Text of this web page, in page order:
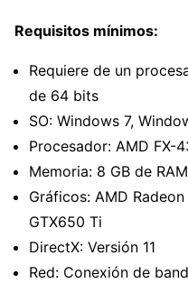
Requisitos mínimos:
Requiere de un
de 64 bits
SO: Windows 7,
Procesador: AMD FX-
Memoria: 8 GB de RAM
Gráficos: AMD
GTX650 Ti
DirectX: Versión 11
Red: Conexión de